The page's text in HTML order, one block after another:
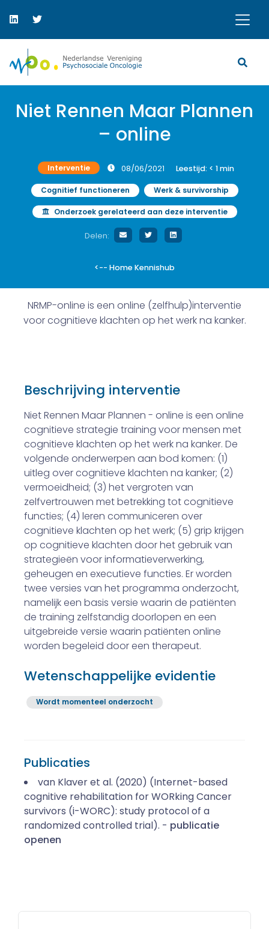
Niet Rennen Maar Plannen
– online
Interventie 08/06/2021 Leestijd: < 1min
Cognitief functioneren Werk & survivorship
Onderzoek gerelateerd aan deze interventie
Delen:
<-- Home Kennishub
NRMP-online is een online (zelfhulp)interventie
voor cognitieve klachten op het werk na kanker.
Beschrijving interventie
Niet Rennen Maar Plannen - online is een online
cognitieve strategie training voor mensen met
cognitieve klachten op het werk na kanker. De
volgende onderwerpen aan bod komen: (1)
uitleg over cognitieve klachten na kanker; (2)
vermoeidheid; (3) het vergroten van
zelfvertrouwen met betrekking tot cognitieve
functies; (4) leren communiceren over
cognitieve klachten op het werk; (5) grip krijgen
op cognitieve klachten door het gebruik van
strategieën voor informatieverwerking,
geheugen en executieve functies. Er worden
twee versies van het programma onderzocht,
namelijk een basis versie waarin de patiënten
de training zelfstandig doorlopen en een
uitgebreide versie waarin patiënten online
worden begeleid door een therapeut.
Wetenschappelijke evidentie
Wordt momenteel onderzocht
Publicaties
van Klaver et al. (2020) (Internet-based
cognitive rehabilitation for WORking Cancer
survivors (i-WORC): study protocol of a
randomized controlled trial). - publicatie
openen